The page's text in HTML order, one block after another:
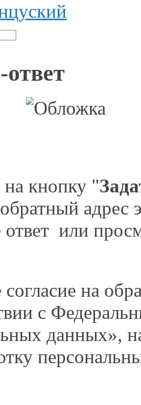
кнопку "
адрес
ответ или
на
с
данных»,